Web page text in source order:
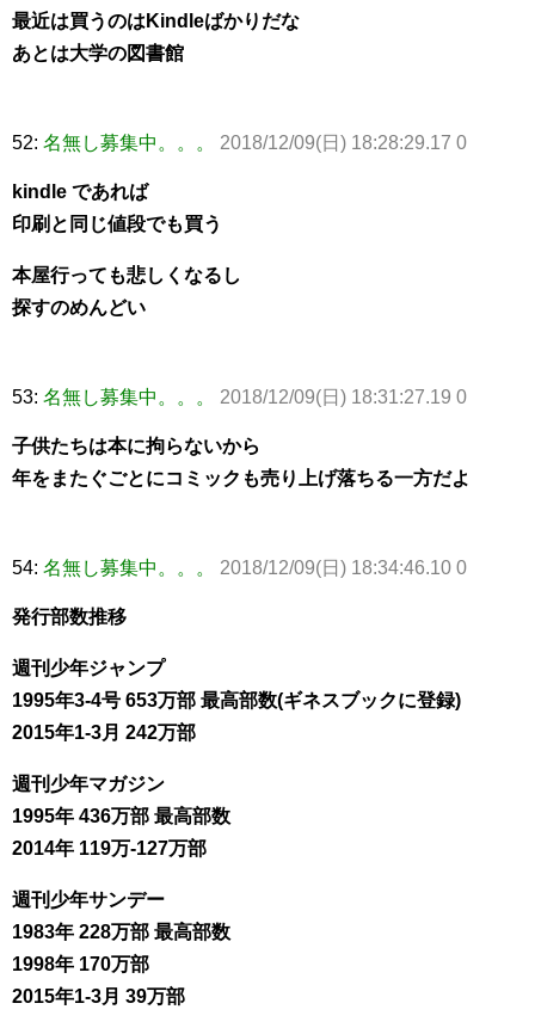
最近は買うのはKindleばかりだな
あとは大学の図書館
52: 名無し募集中。。。 2018/12/09(日) 18:28:29.17 0
kindle であれば
印刷と同じ値段でも買う
本屋行っても悲しくなるし
探すのめんどい
53: 名無し募集中。。。 2018/12/09(日) 18:31:27.19 0
子供たちは本に拘らないから
年をまたぐごとにコミックも売り上げ落ちる一方だよ
54: 名無し募集中。。。 2018/12/09(日) 18:34:46.10 0
発行部数推移
週刊少年ジャンプ
1995年3-4号 653万部 最高部数(ギネスブックに登録)
2015年1-3月 242万部
週刊少年マガジン
1995年 436万部 最高部数
2014年 119万-127万部
週刊少年サンデー
1983年 228万部 最高部数
1998年 170万部
2015年1-3月 39万部